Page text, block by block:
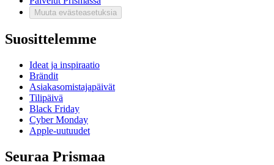
Muuta evästeasetuksia
Suosittelemme
Ideat ja inspiraatio
Brändit
Asiakasomistajapäivät
Tilipäivä
Black Friday
Cyber Monday
Apple-uutuudet
Seuraa Prismaa